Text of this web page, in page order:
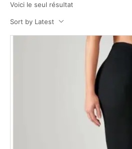
Voici le seul résultat
Sort by Latest